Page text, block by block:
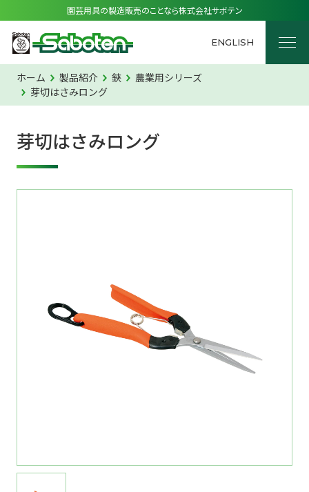
園芸用具の製造販売のことなら株式会社サボテン
ENGLISH
ホーム 製品紹介 鋏
農業用シリーズ
芽切はさみロング
芽切はさみロング